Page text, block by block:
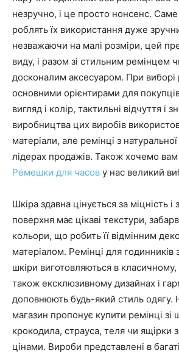
незручно, і це просто нонсенс.
роблять їх використання дуже
незважаючи на малі розміри, цей
виду, і разом зі стильним ремінцем
досконалим аксесуаром. При виборі
основними орієнтирами для
вигляд і колір, тактильні відчуття і
виробництва цих виробів
матеріали, але ремінці з
лідерах продажів. Також хочемо
Ремешки для часов у нас великий
Шкіра здавна цінується за міцність і
поверхня має цікаві текстури,
кольори, що робить її відмінним
матеріалом. Ремінці для годинників
шкіри виготовляються в
також ексклюзивному дизайнах і
доповнюють будь-який стиль одягу.
магазин пропонує купити ремінці зі
крокодила, страуса, теля чи ящірки
цінами. Вироби представлені в